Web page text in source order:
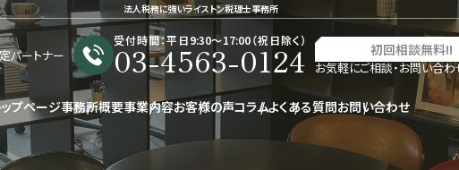
法人税務に強いライストン税理士事務所
パートナー
受付時間：平日9:30〜17:00（祝日除く）
03-4563-0124 初回相談無料!!
お気軽にご相談・お問い合わ
ップページ事務所概要事業内容お客様の声コラムよくある質問お問い合わせ